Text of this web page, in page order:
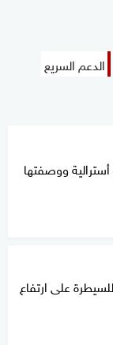
الدعم السريع
ووصفتها
على ارتفاع